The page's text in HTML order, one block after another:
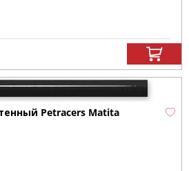
Petracers Matita